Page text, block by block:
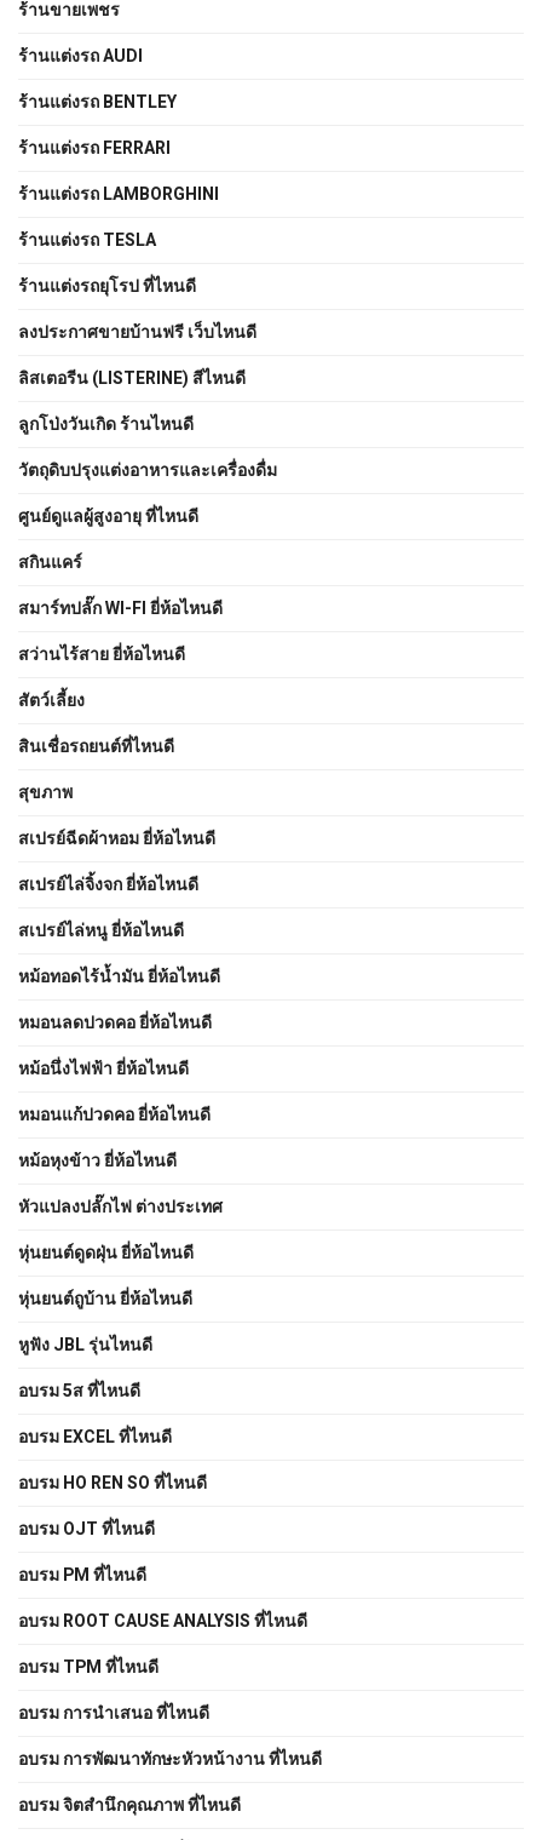
ร้านขายเพชร
ร้านแต่งรถ AUDI
ร้านแต่งรถ BENTLEY
ร้านแต่งรถ FERRARI
ร้านแต่งรถ LAMBORGHINI
ร้านแต่งรถ TESLA
ร้านแต่งรถยุโรป ที่ไหนดี
ลงประกาศขายบ้านฟรี เว็บไหนดี
ลิสเตอรีน (LISTERINE) สีไหนดี
ลูกโป่งวันเกิด ร้านไหนดี
วัตถุดิบปรุงแต่งอาหารและเครื่องดื่ม
ศูนย์ดูแลผู้สูงอายุ ที่ไหนดี
สกินแคร์
สมาร์ทปลั๊ก WI-FI ยี่ห้อไหนดี
สว่านไร้สาย ยี่ห้อไหนดี
สัตว์เลี้ยง
สินเชื่อรถยนต์ที่ไหนดี
สุขภาพ
สเปรย์ฉีดผ้าหอม ยี่ห้อไหนดี
สเปรย์ไล่จิ้งจก ยี่ห้อไหนดี
สเปรย์ไล่หนู ยี่ห้อไหนดี
หม้อทอดไร้น้ำมัน ยี่ห้อไหนดี
หมอนลดปวดคอ ยี่ห้อไหนดี
หม้อนึ่งไฟฟ้า ยี่ห้อไหนดี
หมอนแก้ปวดคอ ยี่ห้อไหนดี
หม้อหุงข้าว ยี่ห้อไหนดี
หัวแปลงปลั๊กไฟ ต่างประเทศ
หุ่นยนต์ดูดฝุ่น ยี่ห้อไหนดี
หุ่นยนต์ถูบ้าน ยี่ห้อไหนดี
หูฟัง JBL รุ่นไหนดี
อบรม 5ส ที่ไหนดี
อบรม EXCEL ที่ไหนดี
อบรม HO REN SO ที่ไหนดี
อบรม OJT ที่ไหนดี
อบรม PM ที่ไหนดี
อบรม ROOT CAUSE ANALYSIS ที่ไหนดี
อบรม TPM ที่ไหนดี
อบรม การนำเสนอ ที่ไหนดี
อบรม การพัฒนาทักษะหัวหน้างาน ที่ไหนดี
อบรม จิตสำนึกคุณภาพ ที่ไหนดี